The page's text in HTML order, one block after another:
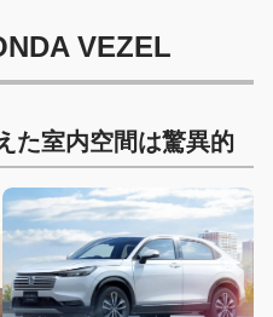
VEZEL
た室内空間は驚異的